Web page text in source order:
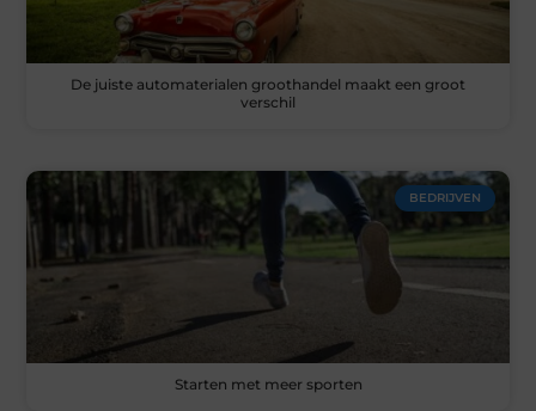
De juiste automaterialen groothandel maakt een groot
verschil
BEDRIJVEN
Starten met meer sporten